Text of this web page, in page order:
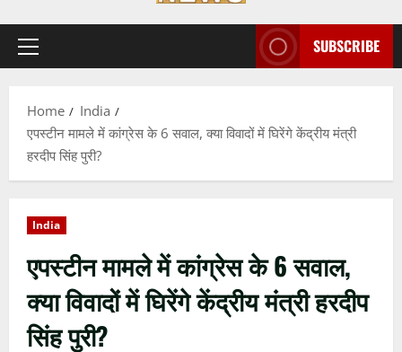
Primary
SUBSCRIBE
Home
India
एपस्टीन मामले में कांग्रेस के 6 सवाल, क्या विवादों में घिरेंगे केंद्रीय मंत्री
हरदीप सिंह पुरी?
India
एपस्टीन मामले में कांग्रेस के 6 सवाल,
क्या विवादों में घिरेंगे केंद्रीय मंत्री हरदीप
सिंह पुरी?